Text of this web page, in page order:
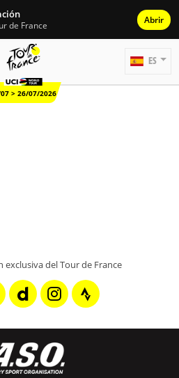
de France Abrir
> 26/07/2026
ES
exclusiva del Tour de France